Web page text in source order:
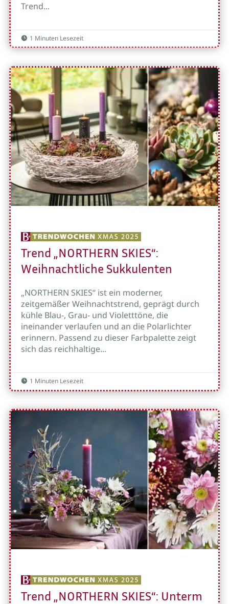
Trend...
 1 Minuten Lesezeit
Trend „NORTHERN SKIES“:
Weihnachtliche Sukkulenten
„NORTHERN SKIES“ ist ein moderner,
zeitgemäßer Weihnachtstrend, geprägt durch
kühle Blau-, Grau- und Violetttöne, die
ineinander verlaufen und an die Polarlichter
erinnern. Passend zu dieser Farbpalette zeigt
sich das reichhaltige...
 1 Minuten Lesezeit
Trend „NORTHERN SKIES“: Unterm